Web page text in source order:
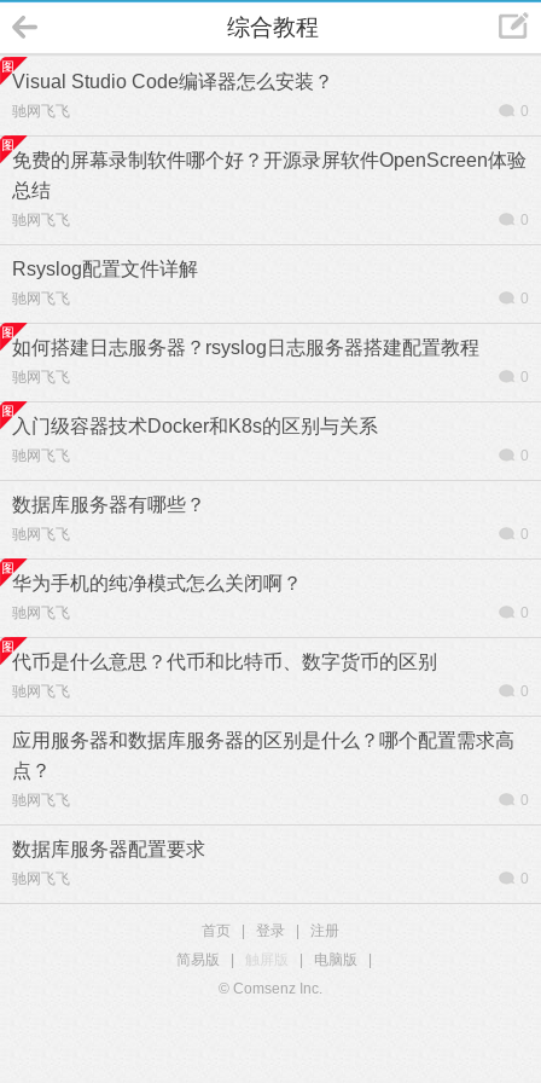
综合教程
Visual Studio Code编译器怎么安装？
驰网飞飞 0
免费的屏幕录制软件哪个好？开源录屏软件OpenScreen体验
总结
驰网飞飞 0
Rsyslog配置文件详解
驰网飞飞 0
如何搭建日志服务器？rsyslog日志服务器搭建配置教程
驰网飞飞 0
入门级容器技术Docker和K8s的区别与关系
驰网飞飞 0
数据库服务器有哪些？
驰网飞飞 0
华为手机的纯净模式怎么关闭啊？
驰网飞飞 0
代币是什么意思？代币和比特币、数字货币的区别
驰网飞飞 0
应用服务器和数据库服务器的区别是什么？哪个配置需求高
点？
驰网飞飞 0
数据库服务器配置要求
驰网飞飞 0
首页 登录
注册
简易版
触屏版 电脑版
© Comsenz Inc.